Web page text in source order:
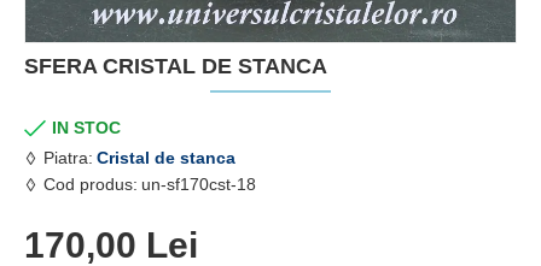
SFERA CRISTAL DE STANCA
IN STOC
Piatra: Cristal de stanca
Cod produs: un-sf170cst-18
170,00 Lei